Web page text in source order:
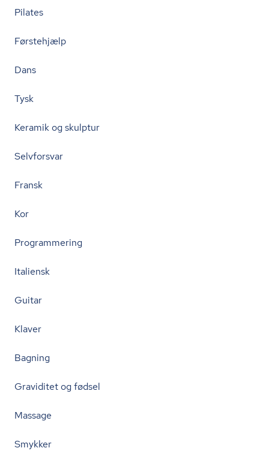
Pilates
Førstehjælp
Dans
Tysk
Keramik og skulptur
Selvforsvar
Fransk
Kor
Programmering
Italiensk
Guitar
Klaver
Bagning
Graviditet og fødsel
Massage
Smykker